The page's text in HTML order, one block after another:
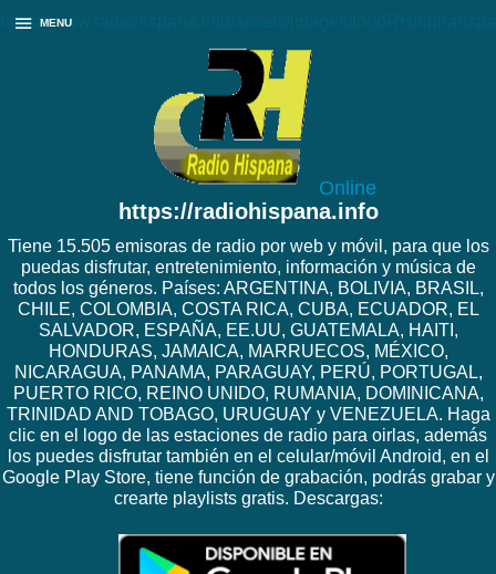
https://www.radiohispana.info/assets/images/
Online
https://radiohispana.info
Tiene 15.505 emisoras de radio por web y móvil, para que los
puedas disfrutar, entretenimiento, información y música de
todos los géneros. Países: ARGENTINA, BOLIVIA, BRASIL,
CHILE, COLOMBIA, COSTA RICA, CUBA, ECUADOR, EL
SALVADOR, ESPAÑA, EE.UU, GUATEMALA, HAITI,
HONDURAS, JAMAICA, MARRUECOS, MÉXICO,
NICARAGUA, PANAMA, PARAGUAY, PERÚ, PORTUGAL,
PUERTO RICO, REINO UNIDO, RUMANIA, DOMINICANA,
TRINIDAD AND TOBAGO, URUGUAY y VENEZUELA. Haga
clic en el logo de las estaciones de radio para oirlas, además
los puedes disfrutar también en el celular/móvil Android, en el
Google Play Store, tiene función de grabación, podrás grabar y
crearte playlists gratis. Descargas:
MENU